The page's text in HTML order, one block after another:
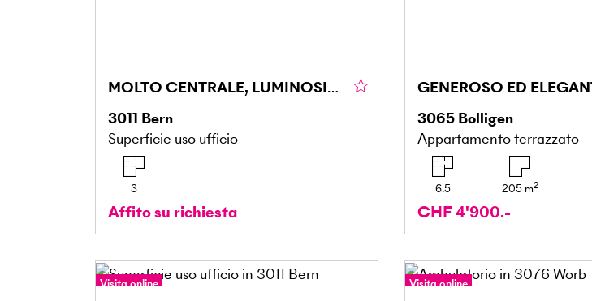
MOLTO CENTRALE, LUMINOSISSIMO E SPAZIOSO
3011 Bern
Superficie uso ufficio
3
Affito su richiesta
3065 Bolligen
Appartamento terrazzato
6.5 205 m2
CHF 4'900.-
Visita online
Visita online